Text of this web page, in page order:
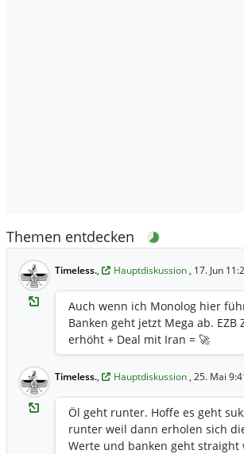
Themen entdecken
Timeless., Hauptdiskussion , 17. Jun
Auch wenn ich Monolog hier
Banken geht jetzt Mega ab. EZB
erhöht + Deal mit Iran = 🚀
Timeless., Hauptdiskussion , 25. Mai
Öl geht runter. Hoffe es geht
runter weil dann erholen sich
Werte und banken geht straight